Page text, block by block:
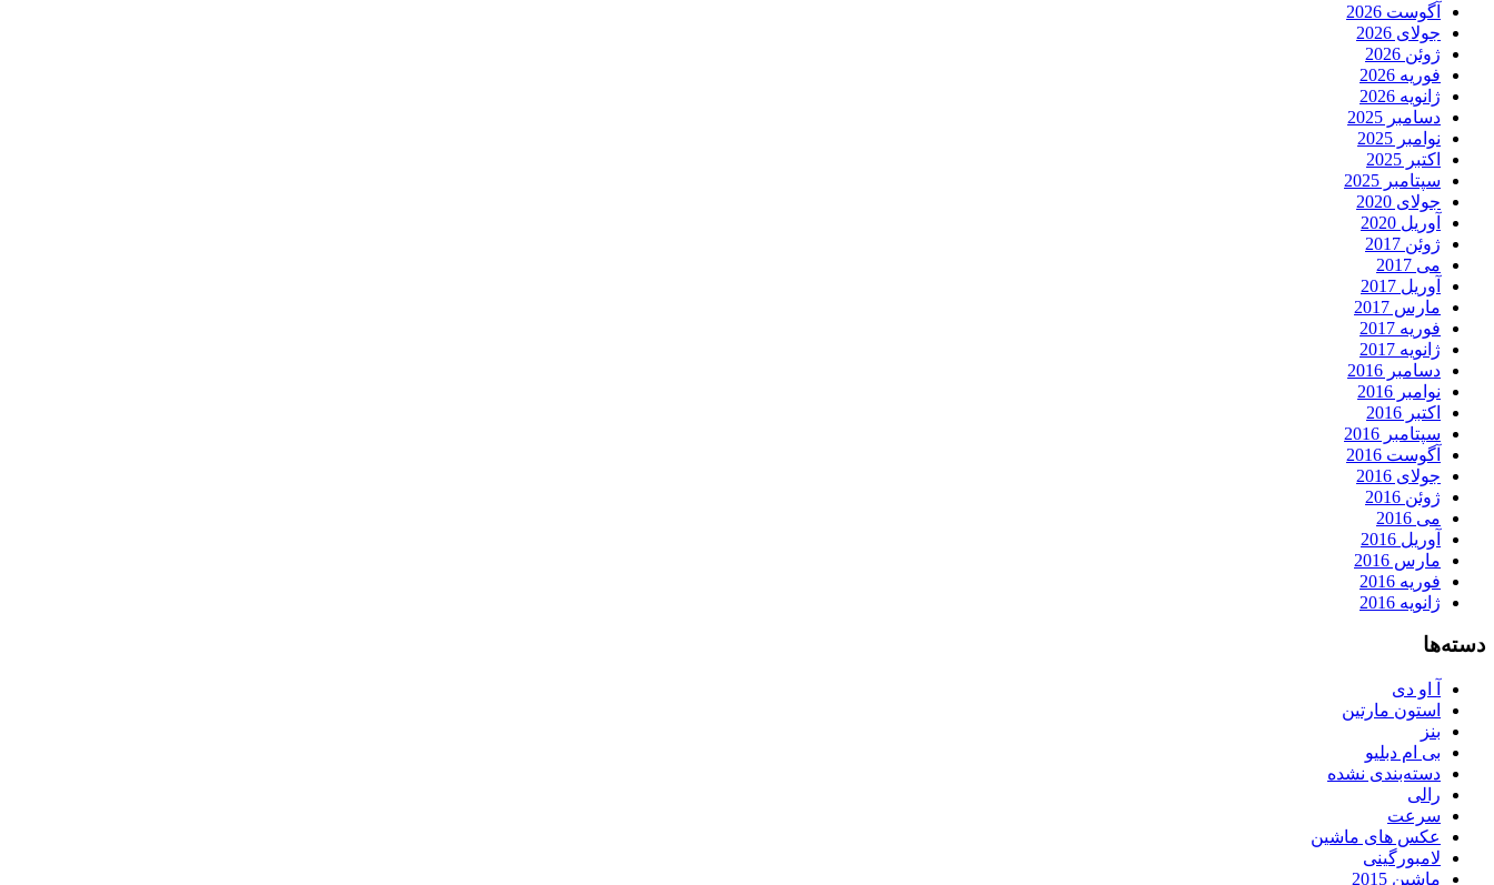
آگوست 2026
جولای 2026
ژوئن 2026
فوریه 2026
ژانویه 2026
دسامبر 2025
نوامبر 2025
اکتبر 2025
سپتامبر 2025
جولای 2020
آوریل 2020
ژوئن 2017
می 2017
آوریل 2017
مارس 2017
فوریه 2017
ژانویه 2017
دسامبر 2016
نوامبر 2016
اکتبر 2016
سپتامبر 2016
آگوست 2016
جولای 2016
ژوئن 2016
می 2016
آوریل 2016
مارس 2016
فوریه 2016
ژانویه 2016
دسته‌ها
آ او دی
استون مارتین
بنز
بی ام دبلیو
دسته‌بندی نشده
رالی
سرعت
عکس های ماشین
لامبورگینی
ماشین 2015